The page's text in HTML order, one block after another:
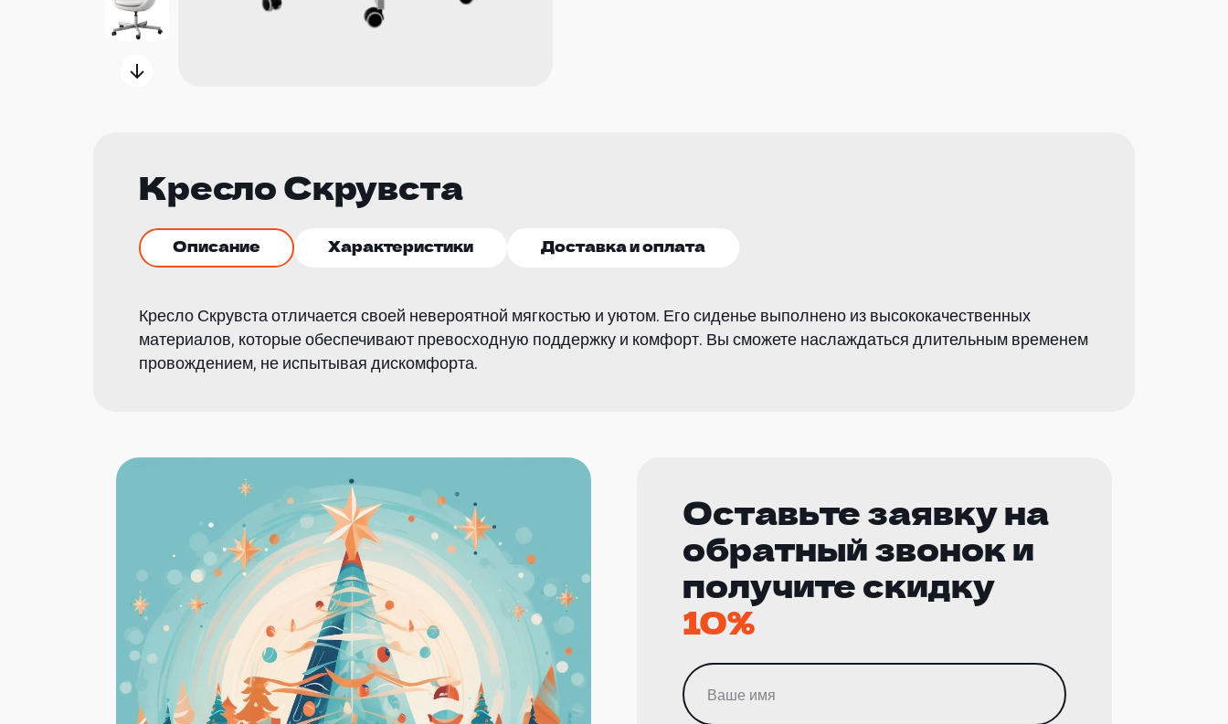
Кресло Скрувста
Описание Характеристики Доставка и оплата
Кресло Скрувста отличается своей невероятной мягкостью и уютом. Его сиденье выполнено из высококачественных
материалов, которые обеспечивают превосходную поддержку и комфорт. Вы сможете наслаждаться длительным временем
провождением, не испытывая дискомфорта.
Оставьте заявку на
обратный звонок и
получите скидку
10%